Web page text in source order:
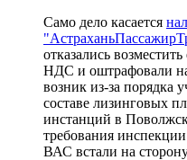
Само дело касается
отказались
НДС и оштрафовали
возник из-за порядка
составе лизинговых
инстанций в
требования
ВАС встали на